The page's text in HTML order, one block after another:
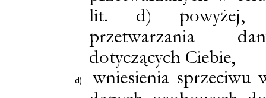
lit. d) powyżej,
przetwarzania
dotyczących Ciebie,
wniesienia sprzeciwu